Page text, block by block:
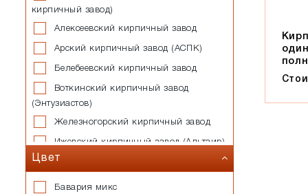
кирпичный завод)
Алексеевский кирпичный завод
Арский кирпичный завод (АСПК)
Белебеевский кирпичный завод
Воткинский кирпичный завод
(Энтузиастов)
Железногорский кирпичный завод
Ижевский кирпичный завод (Альтаир)
Казанский завод силикатных
Цвет
Бавария микс